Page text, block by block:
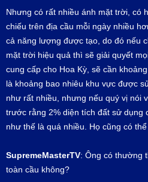
Nhưng có rất nhiều ánh mặt trời, có
chiếu trên địa cầu mỗi ngày nhiều
cả năng lượng được tạo, do đó nếu
mặt trời hiệu quả thì sẽ giải quyết
cung cấp cho Hoa Kỳ, sẽ cần
là khoảng bao nhiêu khu vực được
như rất nhiều, nhưng nếu quý vị nói
trước rằng 2% diện tích đất sử dụng
như thế là quá nhiều. Họ cũng có
SupremeMasterTV: Ông có thường
toàn cầu không?